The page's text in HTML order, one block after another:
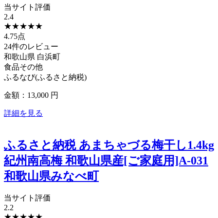
当サイト評価
2.4
★★★★★
4.75点
24件のレビュー
和歌山県 白浜町
食品その他
ふるなび(ふるさと納税)
金額：13,000 円
詳細を見る
ふるさと納税 あまちゃづる梅干し1.4kg
紀州南高梅 和歌山県産[ご家庭用]A-031
和歌山県みなべ町
当サイト評価
2.2